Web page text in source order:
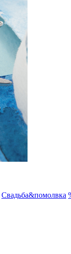
Свадьба&помолвка